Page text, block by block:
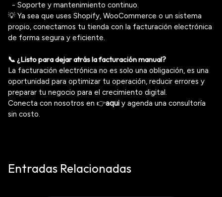
- Soporte y mantenimiento continuo.
💡 Ya sea que uses Shopify, WooCommerce o un sistema
propio, conectamos tu tienda con la facturación electrónica
de forma segura y eficiente.
📞 ¿Listo para dejar atrás la facturación manual?
La facturación electrónica no es solo una obligación, es una
oportunidad para optimizar tu operación, reducir errores y
preparar tu negocio para el crecimiento digital.
Conecta con nosotros en 👉aqui y agenda una consultoría
sin costo.
Entradas Relacionadas